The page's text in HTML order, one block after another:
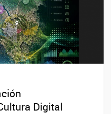
Digital